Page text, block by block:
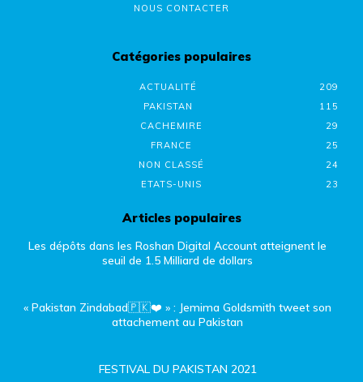
NOUS CONTACTER
Catégories populaires
ACTUALITÉ
209
PAKISTAN
115
CACHEMIRE
29
FRANCE
25
NON CLASSÉ
24
ETATS-UNIS
23
Articles populaires
Les dépôts dans les Roshan Digital Account atteignent le
seuil de 1.5 Milliard de dollars
« Pakistan Zindabad🇵🇰❤️ » : Jemima Goldsmith tweet son
attachement au Pakistan
FESTIVAL DU PAKISTAN 2021